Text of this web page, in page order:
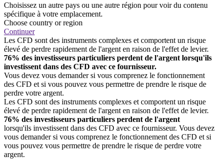
Choisissez un autre pays ou une autre région pour voir du contenu
spécifique à votre emplacement.
Choose country or region
Continuer
Les CFD sont des instruments complexes et comportent un risque
élevé de perdre rapidement de l'argent en raison de l'effet de levier.
76% des investisseurs particuliers perdent de l'argent lorsqu'ils
investissent dans des CFD avec ce fournisseur.
Vous devez vous demander si vous comprenez le fonctionnement
des CFD et si vous pouvez vous permettre de prendre le risque de
perdre votre argent.
Les CFD sont des instruments complexes et comportent un risque
élevé de perdre rapidement de l'argent en raison de l'effet de levier.
76% des investisseurs particuliers perdent de l'argent
lorsqu'ils investissent dans des CFD avec ce fournisseur. Vous devez
vous demander si vous comprenez le fonctionnement des CFD et si
vous pouvez vous permettre de prendre le risque de perdre votre
argent.